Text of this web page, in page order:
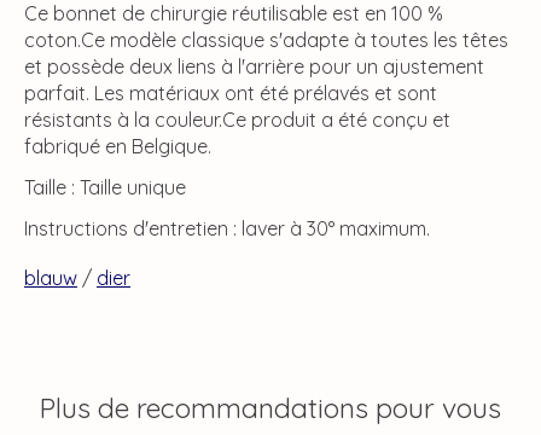
Ce bonnet de chirurgie réutilisable est en 100 %
coton.Ce modèle classique s'adapte à toutes les têtes
et possède deux liens à l'arrière pour un ajustement
parfait. Les matériaux ont été prélavés et sont
résistants à la couleur.Ce produit a été conçu et
fabriqué en Belgique.
Taille : Taille unique
Instructions d'entretien : laver à 30° maximum.
blauw / dier
Plus de recommandations pour vous